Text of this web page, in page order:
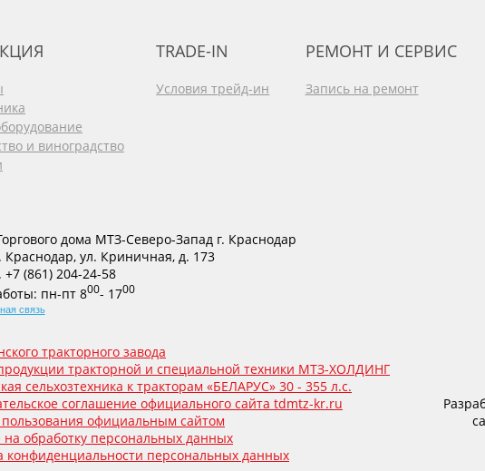
и виноградство
TRADE-IN
Условия трейд-ин
РЕМОНТ И СЕРВИС
Запись на ремонт
дома МТЗ-Северо-Запад г. Краснодар
Краснодар, ул. Криничная, д. 173
+7 (861) 204-24-58
пн-пт 800- 1700
связь
тракторного завода
тракторной и специальной техники МТЗ-ХОЛДИНГ
сельхозтехника к тракторам «БЕЛАРУС» 30 - 355 л.с.
соглашение официального сайта tdmtz-kr.ru
официальным сайтом
на обработку персональных данных
конфиденциальности персональных данных